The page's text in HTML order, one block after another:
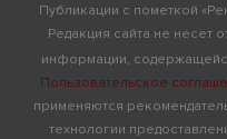
Публикации с пометкой
Редакция сайта не несет
информации,
Пользовательское
применяются
технологии